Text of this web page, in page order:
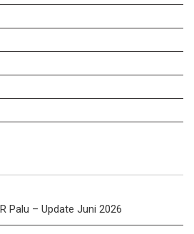
Palu – Update Juni 2026